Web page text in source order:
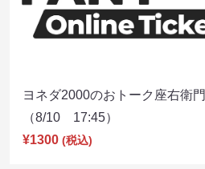
ヨネダ2000のおトーク座右衛門
（8/10 17:45）
¥1300 (税込)